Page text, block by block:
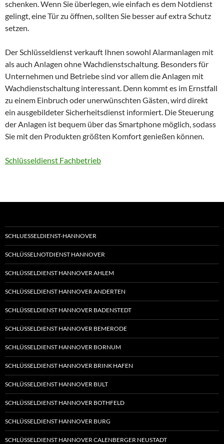
schenken. Wenn Sie überlegen, wie einfach es dem Notdienst
gelingt, eine Tür zu öffnen, sollten Sie besser auf extra Schutz
setzen.
Der Schlüsseldienst verkauft Ihnen sowohl Alarmanlagen mit
als auch Anlagen ohne Wachdienstschaltung. Besonders für
Unternehmen und Betriebe sind vor allem die Anlagen mit
Wachdienstschaltung interessant. Denn kommt es im Ernstfall
zu einem Einbruch oder unerwünschten Gästen, wird direkt
ein ausgebildeter Sicherheitsdienst informiert. Die Steuerung
der Anlagen ist bequem über das Smartphone möglich, sodass
Sie mit den Produkten größten Komfort genießen können.
Schlüsseldienst Fachbetrieb
SCHLUESSELDIENST-HANNOVER
SCHLÜSSELNOTDIENST HANNOVER
SCHLÜSSELDIENST HANNOVER AHLEM
SCHLÜSSELDIENST HANNOVER ANDERTEN
SCHLÜSSELDIENST HANNOVER BADENSTEDT
SCHLÜSSELDIENST HANNOVER BEMERODE
SCHLÜSSELDIENST HANNOVER BORNUM
SCHLÜSSELDIENST HANNOVER BRINK HAFEN
SCHLÜSSELDIENST HANNOVER BULT
SCHLÜSSELDIENST HANNOVER BOTHFELD
SCHLÜSSELDIENST HANNOVER BURG
SCHLÜSSELDIENST HANNOVER CALENBERGER NEUSTADT